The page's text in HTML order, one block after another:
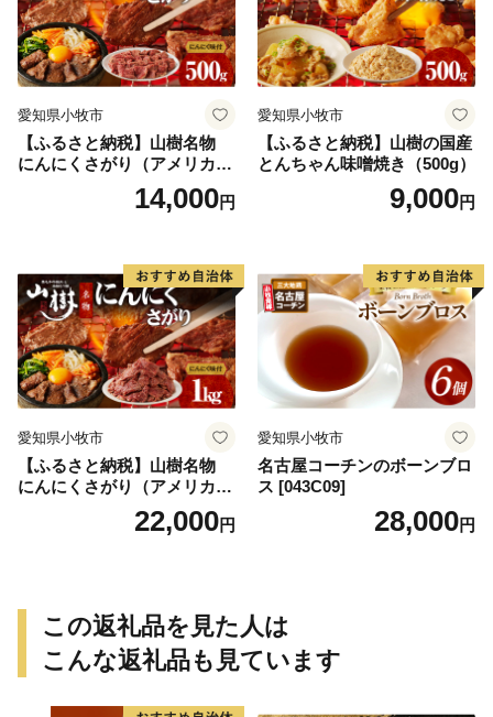
愛知県小牧市
【ふるさと納税】山樹名物
にんにくさがり（アメリカ産
14,000円
愛知県小牧市
【ふるさと納税】山樹の国産
とんちゃん味噌焼き（500g）
9,000円
愛知県小牧市
【ふるさと納税】山樹名物
にんにくさがり（アメリカ産
22,000円
愛知県小牧市
名古屋コーチンのボーンブロ
ス [043C09]
28,000円
この返礼品を見た人は
こんな返礼品も見ています